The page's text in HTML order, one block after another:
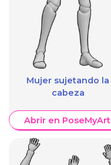
Mujer sujetando la
cabeza
Abrir en PoseMyArt